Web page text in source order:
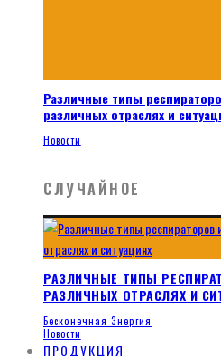
Различные типы
различных отраслях и
Новости
СЛУЧАЙНОЕ
РАЗЛИЧНЫЕ ТИПЫ
РАЗЛИЧНЫХ ОТРАСЛЯХ И
Бесконечная Энергия
Новости
ПРОДУКЦИЯ